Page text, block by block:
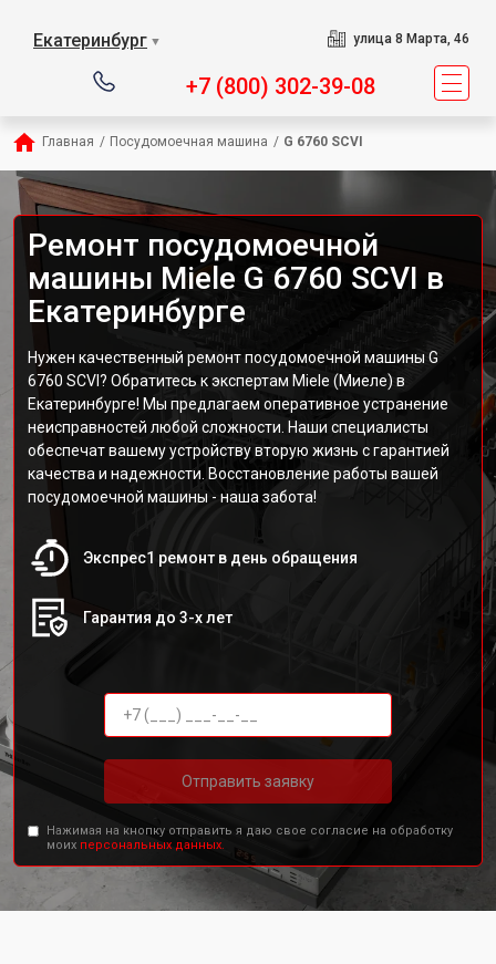
Екатеринбург ▼ улица 8 Марта, 46
+7 (800) 302-39-08
Главная / Посудомоечная машина / G 6760 SCVI
Ремонт посудомоечной
машины Miele G 6760 SCVI в
Екатеринбурге
Нужен качественный ремонт посудомоечной машины G
6760 SCVI? Обратитесь к экспертам Miele (Миеле) в
Екатеринбурге! Мы предлагаем оперативное устранение
неисправностей любой сложности. Наши специалисты
обеспечат вашему устройству вторую жизнь с гарантией
качества и надежности. Восстановление работы вашей
посудомоечной машины - наша забота!
Экспрес1 ремонт в день обращения
Гарантия до 3-х лет
Отправить заявку
Нажимая на кнопку отправить я даю свое согласие на обработку
моих персональных данных.